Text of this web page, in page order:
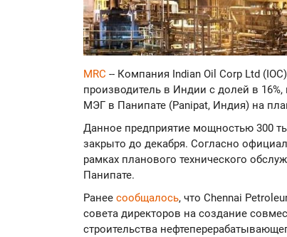
MRC -- Компания Indian Oil Corp Ltd
производитель в Индии с долей в
МЭГ в Панипате (Panipat, Индия) на
Данное предприятие мощностью 300
закрыто до декабря. Согласно
рамках планового технического
Панипате.
Ранее сообщалось, что Chennai
совета директоров на создание
строительства